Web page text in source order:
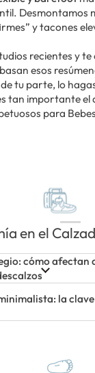
Desmontamos
y tacones
recientes y
esos
tu parte, lo
tan importante el
para
en el
cómo afectan
la